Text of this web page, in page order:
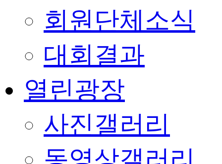
회원단체소식
대회결과
열린광장
사진갤러리